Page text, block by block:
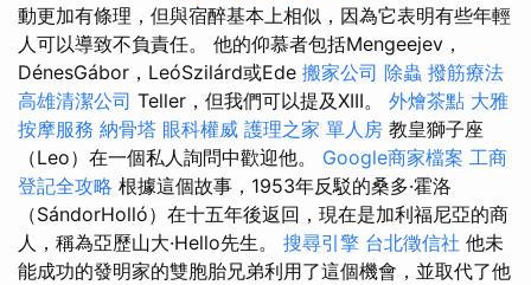
動更加有條理，但與宿醉基本上相似，因為它表明有些年輕
人可以導致不負責任。 他的仰慕者包括Mengeejev，
DénesGábor，LeóSzilárd或Ede 搬家公司 除蟲 撥筋療法
高雄清潔公司 Teller，但我們可以提及XIII。 外燴茶點 大雅
按摩服務 納骨塔 眼科權威 護理之家 單人房 教皇獅子座
（Leo）在一個私人詢問中歡迎他。 Google商家檔案 工商
登記全攻略 根據這個故事，1953年反駁的桑多·霍洛
（SándorHolló）在十五年後返回，現在是加利福尼亞的商
人，稱為亞歷山大·Hello先生。 搜尋引擎 台北徵信社 他未
能成功的發明家的雙胞胎兄弟利用了這個機會，並取代了他